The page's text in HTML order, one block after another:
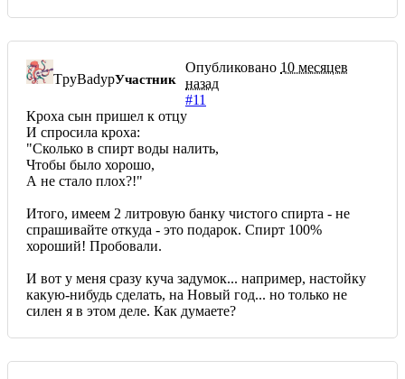
TpyBadypУчастник
Опубликовано 10 месяцев
назад
#11
Кроха сын пришел к отцу
И спросила кроха:
"Сколько в спирт воды налить,
Чтобы было хорошо,
А не стало плох?!"
Итого, имеем 2 литровую банку чистого спирта - не
спрашивайте откуда - это подарок. Спирт 100%
хороший! Пробовали.
И вот у меня сразу куча задумок... например, настойку
какую-нибудь сделать, на Новый год... но только не
силен я в этом деле. Как думаете?